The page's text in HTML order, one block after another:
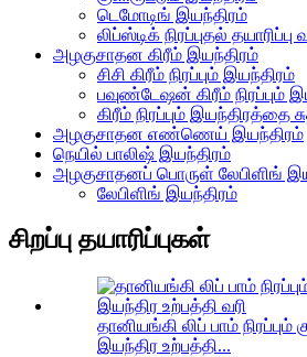
டெமோடிங் இயந்திரம்
லிப்ஸ்டிக் நிரப்புதல் தயாரிப்பு
அழகுசாதன கிரீம் இயந்திரம்
சிசி கிரீம் நிரப்பும் இயந்திரம்
பவுண்டேஷன் கிரீம் நிரப்பும்
கிரீம் நிரப்பும் இயந்திரத்தை
அழகுசாதன எண்ணெய் இயந்திரம்
நெயில் பாலிஷ் இயந்திரம்
அழகுசாதனப் பொருள் லேபிளிங்
லேபிளிங் இயந்திரம்
சிறப்பு தயாரிப்புகள்
தானியங்கி லிப் பாம் நிரப்பும்
இயந்திர உற்பத்தி...